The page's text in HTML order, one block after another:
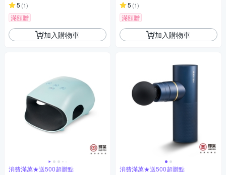
5 (1)
滿額贈
加入購物車
消費滿萬★送500超贈點
5 (1)
滿額贈
加入購物車
消費滿萬★送500超贈點